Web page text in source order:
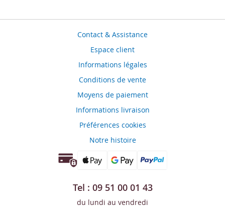
Contact & Assistance
Espace client
Informations légales
Conditions de vente
Moyens de paiement
Informations livraison
Préférences cookies
Notre histoire
Tel : 09 51 00 01 43
du lundi au vendredi